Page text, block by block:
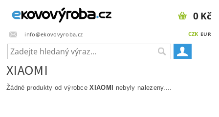
info@ekovovyroba.cz CZK EUR
0 Kč
XIAOMI
Žádné produkty od výrobceXIAOMI nebyly nalezeny....